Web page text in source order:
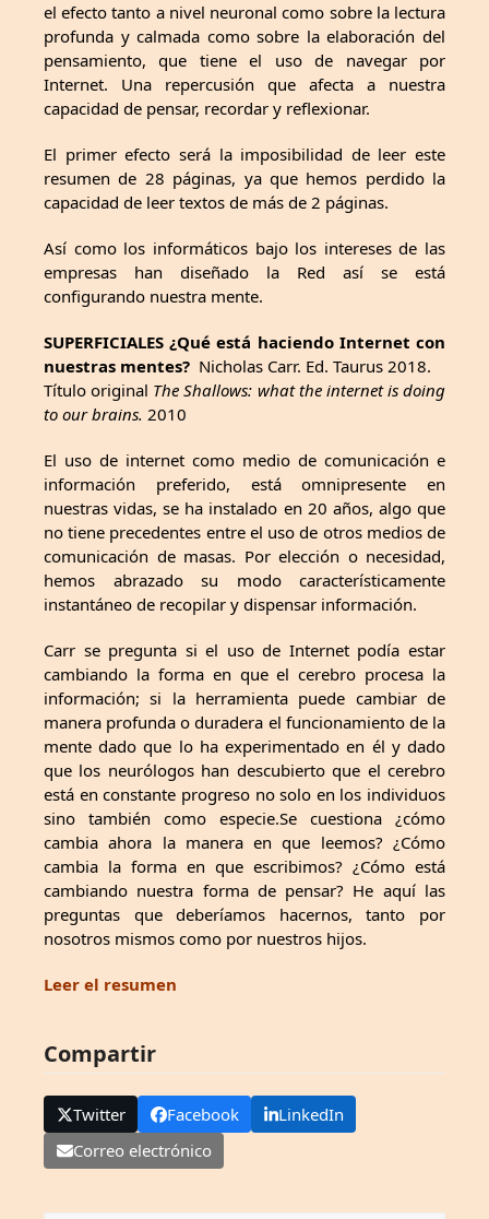
el efecto tanto a nivel neuronal como sobre la lectura
profunda y calmada como sobre la elaboración del
pensamiento, que tiene el uso de navegar por
Internet. Una repercusión que afecta a nuestra
capacidad de pensar, recordar y reflexionar.
El primer efecto será la imposibilidad de leer este
resumen de 28 páginas, ya que hemos perdido la
capacidad de leer textos de más de 2 páginas.
Así como los informáticos bajo los intereses de las
empresas han diseñado la Red así se está
configurando nuestra mente.
SUPERFICIALES ¿Qué está haciendo Internet con
nuestras mentes? Nicholas Carr. Ed. Taurus 2018.
Título original The Shallows: what the internet is doing
to our brains. 2010
El uso de internet como medio de comunicación e
información preferido, está omnipresente en
nuestras vidas, se ha instalado en 20 años, algo que
no tiene precedentes entre el uso de otros medios de
comunicación de masas. Por elección o necesidad,
hemos abrazado su modo característicamente
instantáneo de recopilar y dispensar información.
Carr se pregunta si el uso de Internet podía estar
cambiando la forma en que el cerebro procesa la
información; si la herramienta puede cambiar de
manera profunda o duradera el funcionamiento de la
mente dado que lo ha experimentado en él y dado
que los neurólogos han descubierto que el cerebro
está en constante progreso no solo en los individuos
sino también como especie.Se cuestiona ¿cómo
cambia ahora la manera en que leemos? ¿Cómo
cambia la forma en que escribimos? ¿Cómo está
cambiando nuestra forma de pensar? He aquí las
preguntas que deberíamos hacernos, tanto por
nosotros mismos como por nuestros hijos.
Leer el resumen
Compartir
Twitter Facebook
LinkedIn
Correo electrónico